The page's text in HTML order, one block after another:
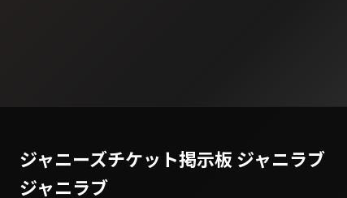
ジャニーズチケット掲示板 ジャニラブ
ジャニラブ